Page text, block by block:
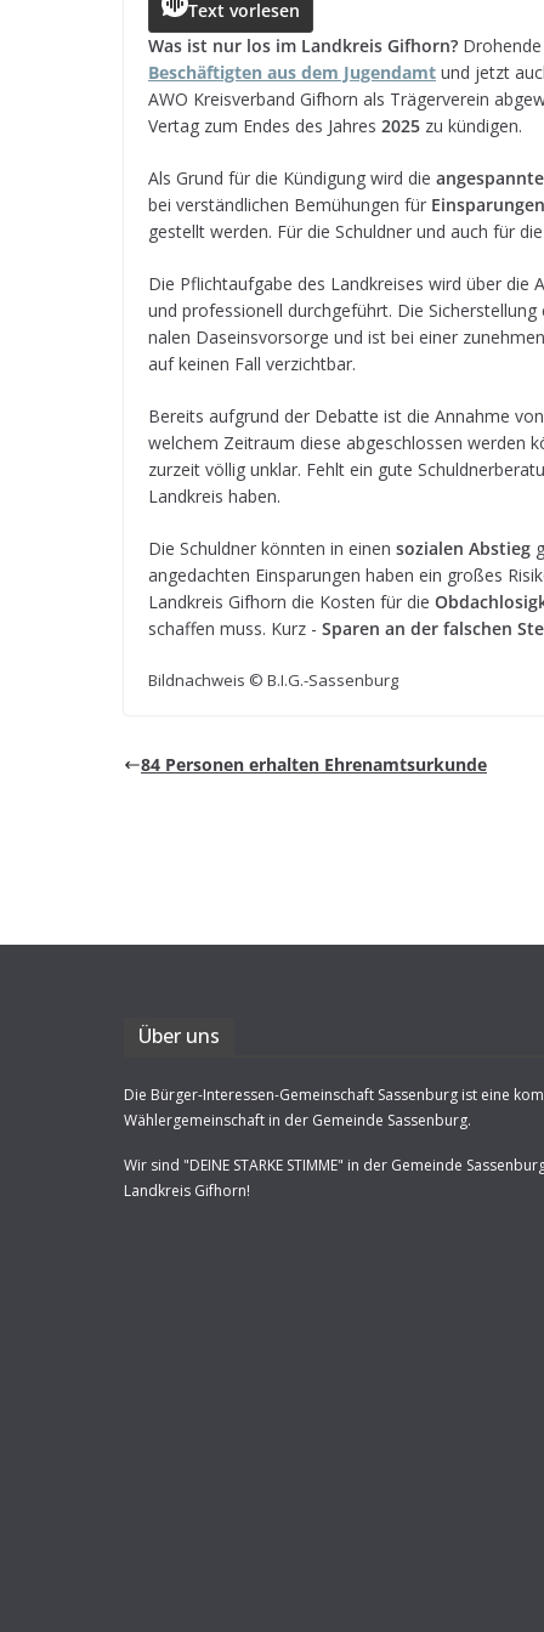
c
e
b
o
o
k
ss
e
n
g
e
r
a
ts
A
p
p
e
a
d
s
g
r
a
m
l n
Text vorlesen
Was ist nur los im Land­kreis Gif­horn? Dro­hende
Beschäf­tig­ten aus dem Jugend­amt und jetzt
AWO Kreis­ver­band Gif­horn als Trä­ger­ver­ein
Ver­tag zum Endes des Jah­res 2025 zu kündigen.
Als Grund für die Kün­di­gung wird die
bei ver­ständ­li­chen Bemü­hun­gen für Ein­spa­run­gen
ge­stellt wer­den. Für die Schuld­ner und auch für
Die Pflicht­auf­gabe des Land­krei­ses wird über die
und pro­fes­sio­nell durch­ge­führt. Die
na­len Daseins­vor­sorge und ist bei einer
auf kei­nen Fall verzichtbar.
Bereits auf­grund der Debatte ist die Annahme von
wel­chem Zeit­raum diese abge­schlos­sen wer­den
zur­zeit völ­lig unklar. Fehlt ein gute
Land­kreis haben.
Die Schuld­ner könn­ten in einen sozia­len Abstieg
ange­dach­ten Ein­spa­run­gen haben ein gro­ßes
Land­kreis Gif­horn die Kos­ten für die
schaf­fen muss. Kurz - Spa­ren an der fal­schen
Bild­nach­weis © B.I.G.-Sassenburg
84 Per­so­nen erhal­ten Ehrenamtsurkunde
Über uns
Die Bürger-Interessen-Gemeinschaft Sassenburg ist eine
Wählergemeinschaft in der Gemeinde Sassenburg.
Wir sind "DEINE STARKE STIMME" in der Gemeinde
Landkreis Gifhorn!